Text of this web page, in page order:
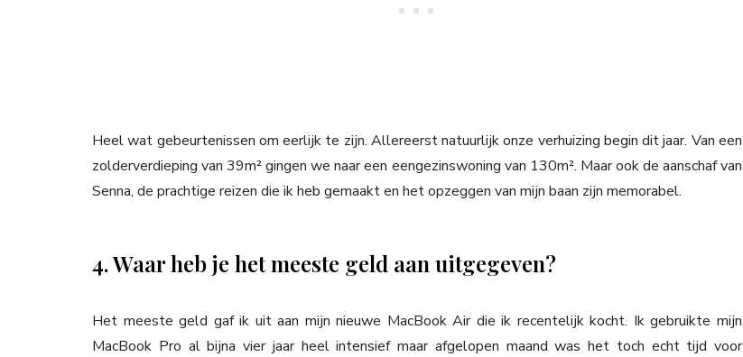
Heel wat gebeurtenissen om eerlijk te zijn. Allereerst natuurlijk onze verhuizing begin dit jaar. Van een
zolderverdieping van 39m² gingen we naar een eengezinswoning van 130m². Maar ook de aanschaf van
Senna, de prachtige reizen die ik heb gemaakt en het opzeggen van mijn baan zijn memorabel.
4. Waar heb je het meeste geld aan uitgegeven?
Het meeste geld gaf ik uit aan mijn nieuwe MacBook Air die ik recentelijk kocht. Ik gebruikte mijn
MacBook Pro al bijna vier jaar heel intensief maar afgelopen maand was het toch echt tijd voor